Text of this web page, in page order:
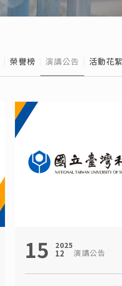
實務專題
班級導師
離校作業
榮譽榜 演講公告 活動花絮
15 2025
12 演講公告